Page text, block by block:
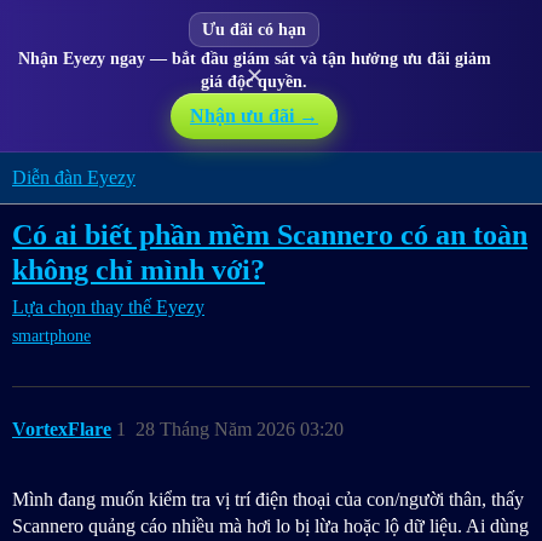
Ưu đãi có hạn
Nhận Eyezy ngay — bắt đầu giám sát và tận hưởng ưu đãi giảm
giá độc quyền.
Nhận ưu đãi →
✕
Diễn đàn Eyezy
Có ai biết phần mềm Scannero có an toàn
không chỉ mình với?
Lựa chọn thay thế Eyezy
smartphone
VortexFlare 28 Tháng Năm 2026 03:20
1
Mình đang muốn kiểm tra vị trí điện thoại của con/người thân, thấy
Scannero quảng cáo nhiều mà hơi lo bị lừa hoặc lộ dữ liệu. Ai dùng